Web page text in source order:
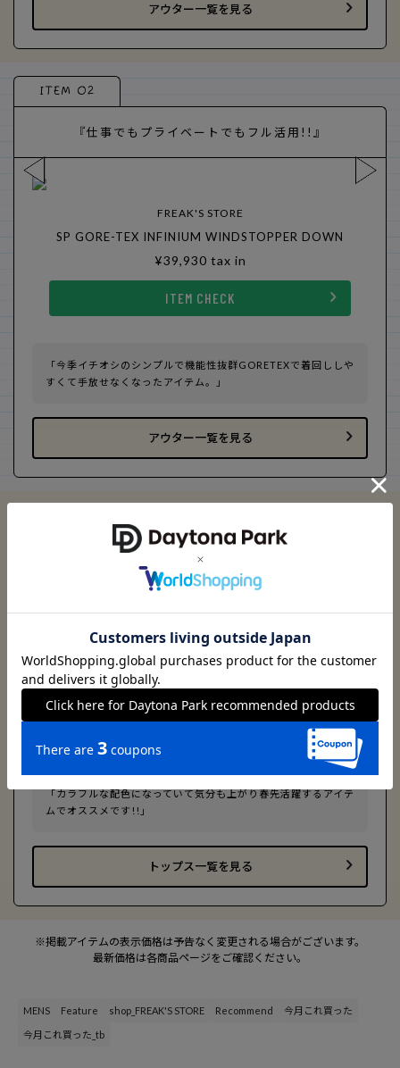
アウター一覧を見る
ITEM 02
『仕事でもプライベートでもフル活用!!』
FREAK'S STORE
SP GORE-TEX INFINIUM WINDSTOPPER DOWN
¥39,930 tax in
ITEM CHECK
「今季イチオシのシンプルで機能性抜群GORETEXで着回ししや
すくて手放せなくなったアイテム。」
アウター一覧を見る
『僕の大好きな配色!!』
FREAK'S STORE
The FOX グラデーション ニットカーディガン
¥7,997tax in
ITEM CHECK
「カラフルな配色になっていて気分も上がり春先活躍するアイテ
ムでオススメです!!」
トップス一覧を見る
※掲載アイテムの表示価格は予告なく変更される場合がございます。
最新価格は各商品ページをご確認ください。
MENS Feature shop_FREAK'S STORE Recommend 今月これ買った
今月これ買った_tb